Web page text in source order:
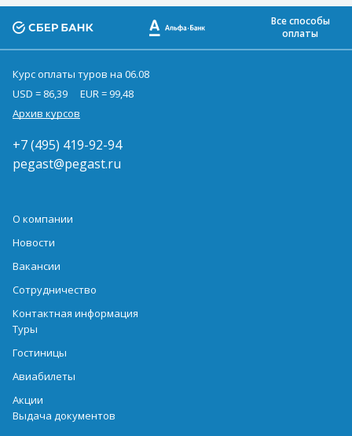
Все способы
оплаты
Курс оплаты туров на 06.08
USD = 86,39
EUR = 99,48
Архив курсов
+7 (495) 419-92-94
pegast@pegast.ru
О компании
Новости
Вакансии
Сотрудничество
Контактная информация
Туры
Гостиницы
Авиабилеты
Акции
Выдача документов